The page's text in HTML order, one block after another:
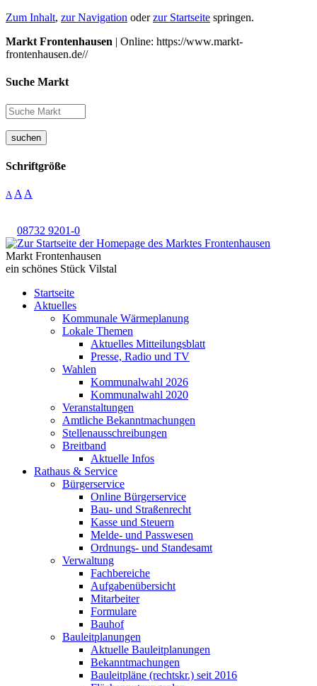
Zum Inhalt, zur Navigation oderzur Startseite springen.
Markt Frontenhausen | Online: https://www.markt-
frontenhausen.de//
Suche Markt
suchen
Schriftgröße
A A A
08732 9201-0
Markt Frontenhausen
ein schönes Stück Vilstal
Startseite
Aktuelles
Kommunale Wärmeplanung
Lokale Themen
Aktuelles Mitteilungsblatt
Presse, Radio und TV
Wahlen
Kommunalwahl 2026
Kommunalwahl 2020
Veranstaltungen
Amtliche Bekanntmachungen
Stellenausschreibungen
Breitband
Aktuelle Infos
Rathaus & Service
Bürgerservice
Online Bürgerservice
Bau- und Straßenrecht
Kasse und Steuern
Melde- und Passwesen
Ordnungs- und Standesamt
Verwaltung
Fachbereiche
Aufgabenübersicht
Mitarbeiter
Formulare
Bauhof
Bauleitplanungen
Aktuelle Bauleitplanungen
Bekanntmachungen
Bauleitpläne (rechtskr.) seit 2016